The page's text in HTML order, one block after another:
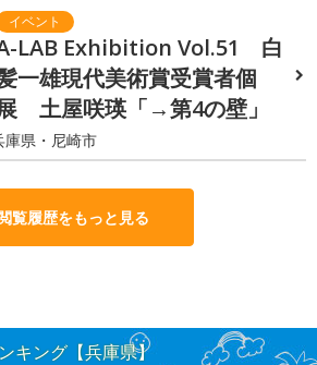
LAB Exhibition Vol.51 白
一雄現代美術賞受賞者個
土屋咲瑛「→第4の壁」
庫県・尼崎市
覧履歴をもっと見る
キング【兵庫県】